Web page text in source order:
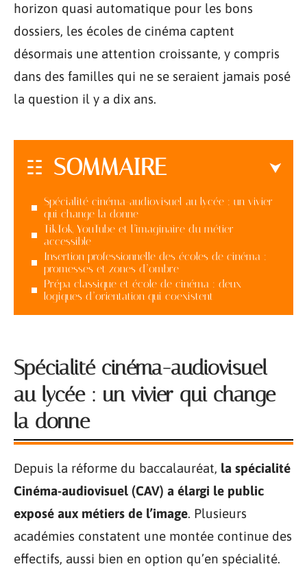
horizon quasi automatique pour les bons
dossiers, les écoles de cinéma captent
désormais une attention croissante, y compris
dans des familles qui ne se seraient jamais posé
la question il y a dix ans.
SOMMAIRE
Spécialité cinéma-audiovisuel au lycée : un vivier
qui change la donne
TikTok, YouTube et l’imaginaire du métier
accessible
Insertion professionnelle des écoles de cinéma :
promesses et zones d’ombre
Prépa classique et école de cinéma : deux
logiques d’orientation qui coexistent
Spécialité cinéma-audiovisuel
au lycée : un vivier qui change
la donne
Depuis la réforme du baccalauréat, la spécialité
Cinéma-audiovisuel (CAV) a élargi le public
exposé aux métiers de l’image. Plusieurs
académies constatent une montée continue des
effectifs, aussi bien en option qu’en spécialité.